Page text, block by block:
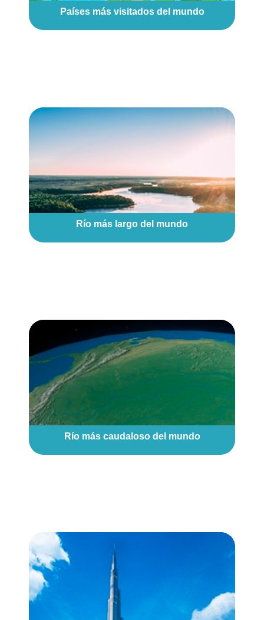
Países más visitados del mundo
Río más largo del mundo
Río más caudaloso del mundo